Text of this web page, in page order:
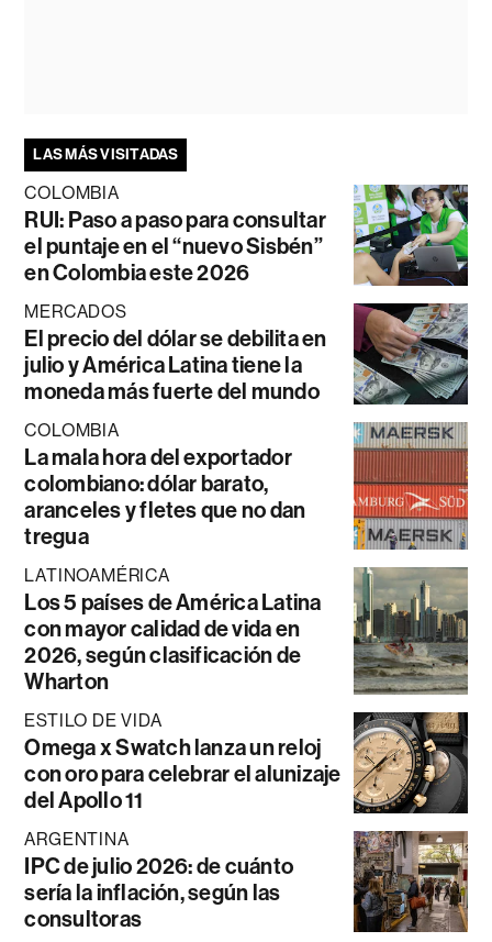
LAS MÁS VISITADAS
COLOMBIA
RUI: Paso a paso para consultar
el puntaje en el “nuevo Sisbén”
en Colombia este 2026
MERCADOS
El precio del dólar se debilita en
julio y América Latina tiene la
moneda más fuerte del mundo
COLOMBIA
La mala hora del exportador
colombiano: dólar barato,
aranceles y fletes que no dan
tregua
LATINOAMÉRICA
Los 5 países de América Latina
con mayor calidad de vida en
2026, según clasificación de
Wharton
ESTILO DE VIDA
Omega x Swatch lanza un reloj
con oro para celebrar el alunizaje
del Apollo 11
ARGENTINA
IPC de julio 2026: de cuánto
sería la inflación, según las
consultoras